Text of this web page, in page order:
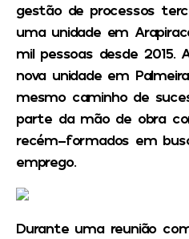
gestão de processos
uma unidade em
mil pessoas desde
nova unidade em
mesmo caminho de
parte da mão de obra
recém-formados em
emprego.
Durante uma reunião